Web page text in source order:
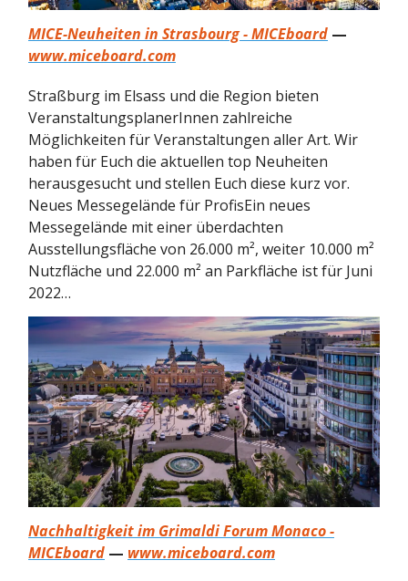
MICE-Neuheiten in Strasbourg - MICEboard —
www.miceboard.com
Straßburg im Elsass und die Region bieten
VeranstaltungsplanerInnen zahlreiche
Möglichkeiten für Veranstaltungen aller Art. Wir
haben für Euch die aktuellen top Neuheiten
herausgesucht und stellen Euch diese kurz vor.
Neues Messegelände für ProfisEin neues
Messegelände mit einer überdachten
Ausstellungsfläche von 26.000 m², weiter 10.000 m²
Nutzfläche und 22.000 m² an Parkfläche ist für Juni
2022…
Nachhaltigkeit im Grimaldi Forum Monaco -
MICEboard — www.miceboard.com